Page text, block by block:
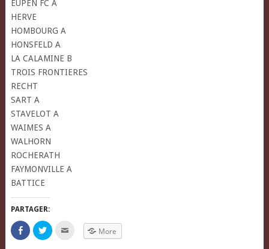
EUPEN FC A
HERVE
HOMBOURG A
HONSFELD A
LA CALAMINE B
TROIS FRONTIERES
RECHT
SART A
STAVELOT A
WAIMES A
WALHORN
ROCHERATH
FAYMONVILLE A
BATTICE
PARTAGER:
Click
to
share
Click
to More